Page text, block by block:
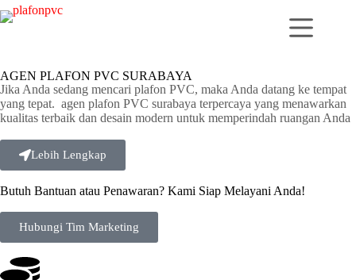
AGEN PLAFON PVC SURABAYA
Jika Anda sedang mencari plafon PVC, maka Anda datang ke tempat
yang tepat. agen plafon PVC surabaya terpercaya yang menawarkan
kualitas terbaik dan desain modern untuk memperindah ruangan Anda
Lebih Lengkap
Butuh Bantuan atau Penawaran? Kami Siap Melayani Anda!
Hubungi Tim Marketing